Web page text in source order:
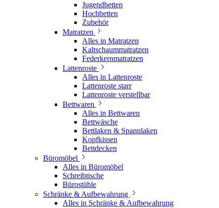
Jugendbetten
Hochbetten
Zubehör
Matratzen
Alles in Matratzen
Kaltschaummatratzen
Federkernmatratzen
Lattenroste
Alles in Lattenroste
Lattenroste starr
Lattenroste verstellbar
Bettwaren
Alles in Bettwaren
Bettwäsche
Bettlaken & Spannlaken
Kopfkissen
Bettdecken
Büromöbel
Alles in Büromöbel
Schreibtische
Bürostühle
Schränke & Aufbewahrung
Alles in Schränke & Aufbewahrung